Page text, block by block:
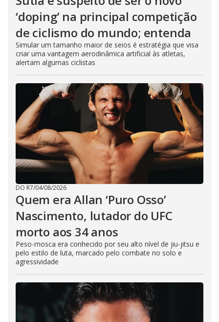
‘doping’ na principal competição
de ciclismo do mundo; entenda
Simular um tamanho maior de seios é estratégia que visa
criar uma vantagem aerodinâmica artificial às atletas,
alertam algumas ciclistas
DO R7/04/08/2026
Quem era Allan ‘Puro Osso’
Nascimento, lutador do UFC
morto aos 34 anos
Peso-mosca era conhecido por seu alto nível de jiu-jitsu e
pelo estilo de luta, marcado pelo combate no solo e
agressividade